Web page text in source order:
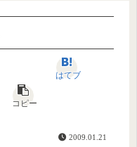
はてブ
コピー
2009.01.21